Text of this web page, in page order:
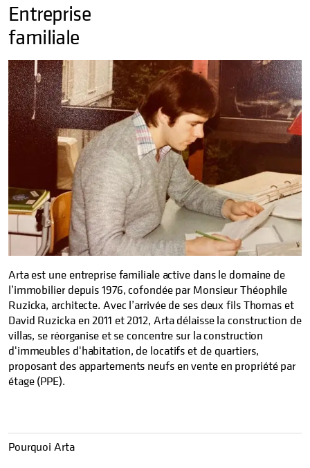
Entreprise
familiale
Arta est une entreprise familiale active dans le domaine de
l’immobilier depuis 1976, cofondée par Monsieur Théophile
Ruzicka, architecte. Avec l’arrivée de ses deux fils Thomas et
David Ruzicka en 2011 et 2012, Arta délaisse la construction de
villas, se réorganise et se concentre sur la construction
d'immeubles d'habitation, de locatifs et de quartiers,
proposant des appartements neufs en vente en propriété par
étage (PPE).
Pourquoi Arta